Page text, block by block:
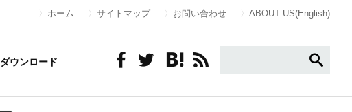
ホーム サイトマップ お問い合わせ ABOUT US(English)
ダウンロード